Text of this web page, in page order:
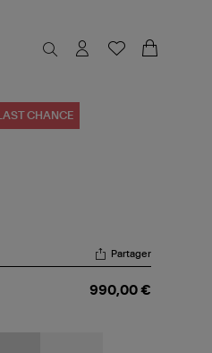
LAST CHANCE
Partager
990,00 €